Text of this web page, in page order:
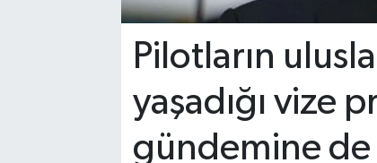
Pilotların
yaşadığı vize
gündemine de